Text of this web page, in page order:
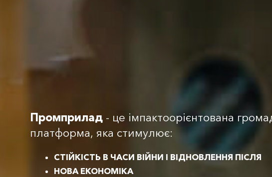
Промприлад - це імпактоорієнтована
платформа, яка стимулює:
CТІЙКІСТЬ В ЧАСИ ВІЙНИ І ВІДНОВЛЕННЯ ПІСЛЯ
НОВА ЕКОНОМІКА